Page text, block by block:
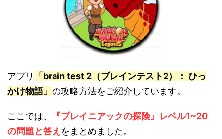
アプリ
「brain test 2（ブレインテスト2）： ひっ
かけ物語」 の攻略方法をご紹介しています。
ここでは、 『ブレイニアックの探険』 レベル1~20
の問題と答え をまとめました。